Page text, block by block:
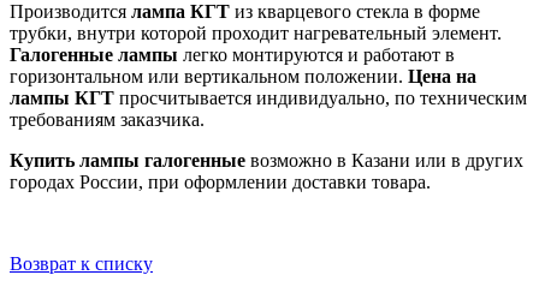
Производится лампа КГТ из кварцевого стекла в форме
трубки, внутри которой проходит нагревательный элемент.
Галогенные лампы легко монтируются и работают в
горизонтальном или вертикальном положении. Цена на
лампы КГТ просчитывается индивидуально, по техническим
требованиям заказчика.
Купить лампы галогенные возможно в Казани или в других
городах России, при оформлении доставки товара.
Возврат к списку